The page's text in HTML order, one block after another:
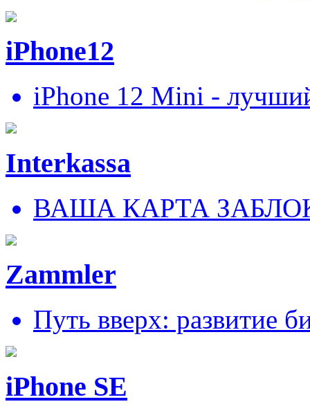
iPhone12
iPhone 12 Mini -
Interkassa
ВАША КАРТА
Zammler
Путь вверх: развитие
iPhone SE